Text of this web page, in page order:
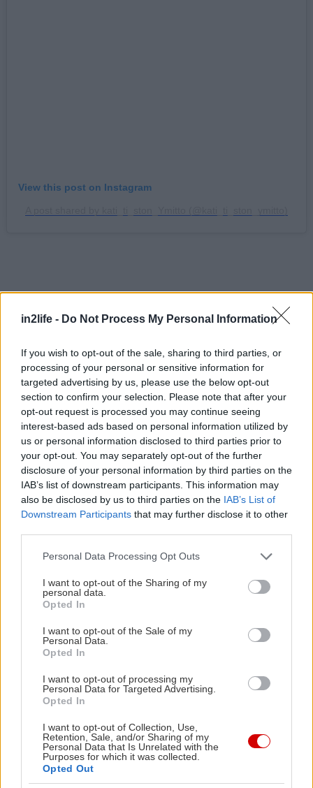
in2life - Do Not Process My Personal Information
If you wish to opt-out of the sale, sharing to third parties, or
processing of your personal or sensitive information for
targeted advertising by us, please use the below opt-out
section to confirm your selection. Please note that after your
opt-out request is processed you may continue seeing
interest-based ads based on personal information utilized by
us or personal information disclosed to third parties prior to
your opt-out. You may separately opt-out of the further
disclosure of your personal information by third parties on the
IAB’s list of downstream participants. This information may
also be disclosed by us to third parties on the IAB’s List of
Downstream Participants that may further disclose it to other
Please note that this website/app uses one or more Google
not limited to your visit or usage behaviour. You may click to
grant or deny consent to Google and its third-party tags to
use your data for below specified purposes in below Google
consent section.
Personal Data Processing Opt Outs
I want to opt-out of the Sharing of my
personal data.
Opted In
I want to opt-out of the Sale of my
Personal Data.
Opted In
I want to opt-out of processing my
Personal Data for Targeted Advertising.
Opted In
I want to opt-out of Collection, Use,
Retention, Sale, and/or Sharing of my
Personal Data that Is Unrelated with the
Purposes for which it was collected.
Opted Out
View this post on Instagram
φήμη για τον καθαρό, ποιοτικό γύρο, χωρίς λίπη
σταθερές αξίες όπως γύρο χοιρινό ή κοτόπουλο
σε πίτα, καλαμάκια χειροποίητα, μπιφτέκια,
κεμπάπ, κοτομπέικον, φαλάφελ και χαλούμι – όλα
σε πίτα ή σάντουιτς με υλικά της επιλογής σου.
Από τα συνοδευτικά, οι πατάτες τηγανητές είναι
φρεσκοκομμένες και μπορείς να τις δοκιμάσεις με
cheddar, μπέικον ή ροκφόρ, ενώ στα ορεκτικά
ξεχωρίζουν η φάβα με κάππαρη και
καραμελωμένα κρεμμύδια, το χούμους και οι
μυζηθρένιες κρητικές καλτσούνες. Λογαριασμός
στα 15€ το άτομο για ένα τίμιο σουβλακογεύμα με
Αγλέουρας
Λεωφ. Χρυσοστόμου Σμύρνης 15-17, τηλ: 21 0762